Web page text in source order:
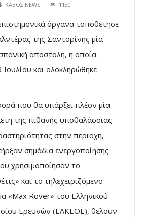
ΚΑΒΟΣ NEWS 1130
όργανα τοποθέτησε
της Σαντορίνης μία
αποστολή, η οποία
Ιουλίου και ολοκληρώθηκε
που θα υπάρξει πλέον μία
της πιθανής υποθαλάσσιας
στην περιοχή,
σημάδια ενεργοποίησης.
χρησιμοποίησαν το
και το τηλεχειριζόμενο
«Max Rover» του Ελληνικού
Ερευνών (ΕΛΚΕΘΕ), θέλουν